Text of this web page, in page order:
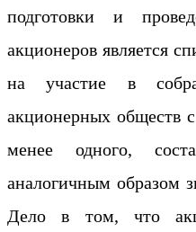
подготовки и
акционеров является
на участие в
акционерных обществ
менее одного,
аналогичным образом
Дело в том, что